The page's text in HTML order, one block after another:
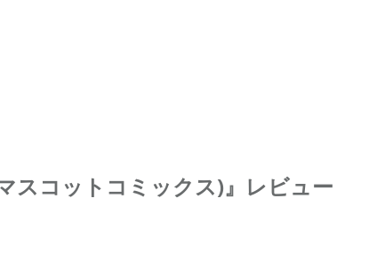
スコットコミックス)』レビュー